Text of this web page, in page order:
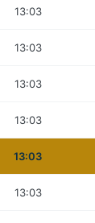
13:03
13:03
13:03
13:03
13:03
13:03